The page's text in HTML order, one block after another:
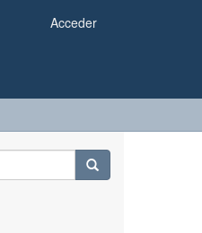
Acceder